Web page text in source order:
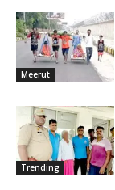
Meerut
Trending